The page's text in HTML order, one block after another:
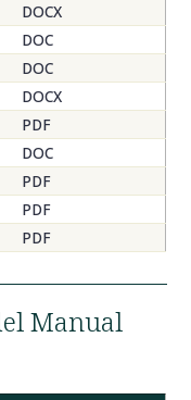
DOCX
DOC
DOC
DOCX
PDF
DOC
PDF
PDF
PDF
Manual